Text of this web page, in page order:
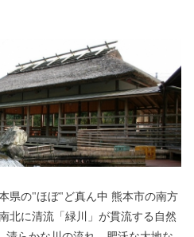
北に清流「緑川」が貫流する自然